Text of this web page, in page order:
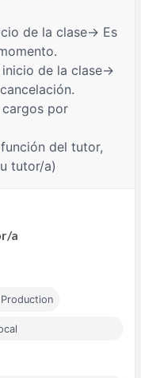
de la clase→ Es
inicio de la clase→
por
del tutor,
tutor/a)
a